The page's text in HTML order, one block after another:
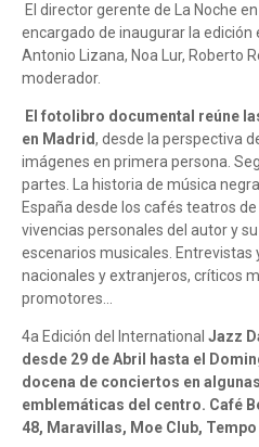
El director gerente de La Noche
encargado de inaugurar la edición
Antonio Lizana, Noa Lur, Roberto
moderador.
El fotolibro documental reúne
en Madrid, desde la perspectiva
imágenes en primera persona.
partes. La historia de música
España desde los cafés teatros de
vivencias personales del autor y
escenarios musicales. Entrevistas
nacionales y extranjeros, críticos
promotores...
4a Edición del International Jazz
desde 29 de Abril hasta el
docena de conciertos en
emblemáticas del centro. Café
48, Maravillas, Moe Club, Tempo